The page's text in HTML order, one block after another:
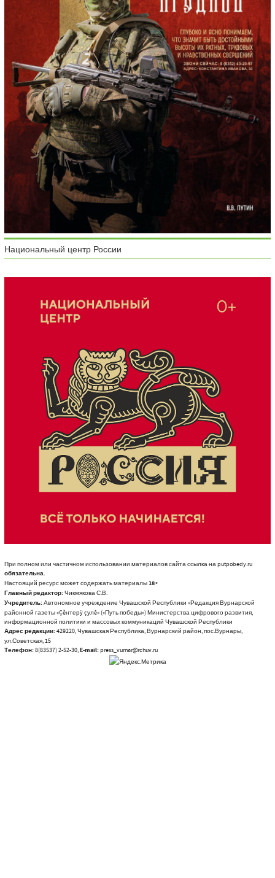
Национальный центр России
При полном или частичном использовании материалов сайта ссылка на putpobedy.ru
обязательна.
Настоящий ресурс может содержать материалы18+
Главный редактор:Чикмякова С.В.
Учредитель:Автономное учреждение Чувашской Республики «Редакция Вурнарской
районной газеты «Çĕнтерÿ çулĕ» («Путь победы») Министерства цифрового развития,
информационной политики и массовых коммуникаций Чувашской Республики
Адрес редакции:429220, Чувашская Республика, Вурнарский район, пос.Вурнары,
ул.Советская, 15
Телефон:8(83537) 2-52-30, E-mail:press_vurnar@rchuv.ru